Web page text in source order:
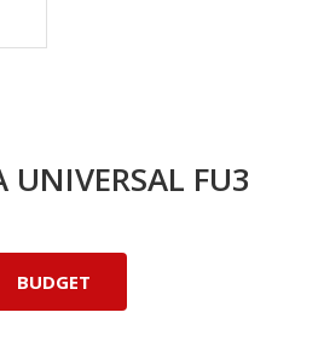
UNIVERSAL FU3
BUDGET